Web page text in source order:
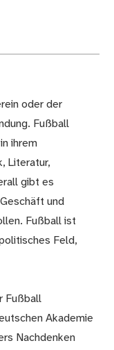
oder der
Fußball
ihrem
Literatur,
gibt es
und
Fußball ist
Feld,
Fußball
Akademie
Nachdenken